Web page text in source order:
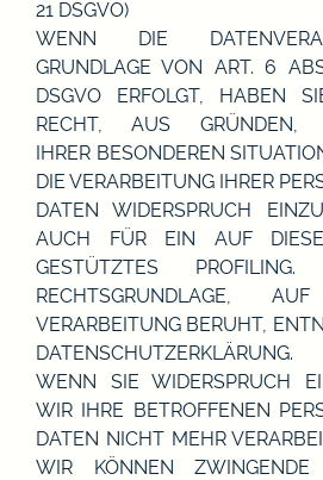
21 DSGVO)
WENN DIE
GRUNDLAGE VON ART. 6
DSGVO ERFOLGT, HABEN
RECHT, AUS
IHRER BESONDEREN
DIE VERARBEITUNG IHRER
DATEN WIDERSPRUCH
AUCH FÜR EIN AUF DIESE
GESTÜTZTES
RECHTSGRUNDLAGE,
VERARBEITUNG BERUHT,
DATENSCHUTZERKLÄRUNG.
WENN SIE WIDERSPRUCH
WIR IHRE BETROFFENEN
DATEN NICHT MEHR
WIR KÖNNEN ZWINGENDE